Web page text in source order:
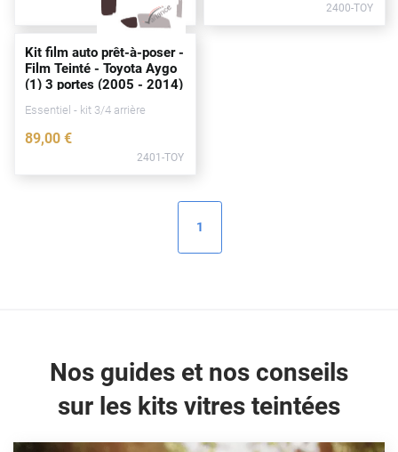
Skoda
Tesla
Toyota
Volkswagen
Aston Martin
Audi
3360-TOY 2400-TOY
Kit film auto prêt-à-poser -
Film Teinté - Toyota Aygo
(1) 3portes (2005 - 2014)
Essentiel - kit 3/4 arrière
89,00 €
2401-TOY
1
Nos guides et nos conseils
sur les kits vitres teintées